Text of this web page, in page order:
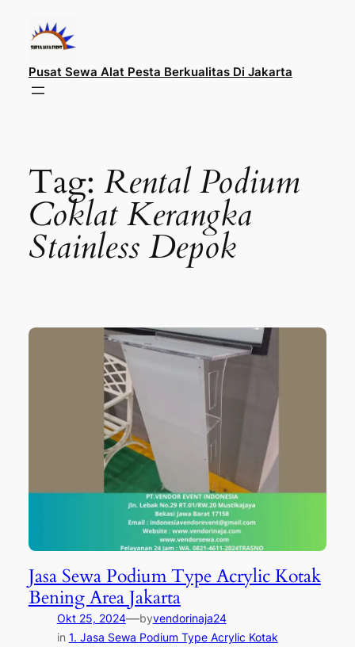
konten
Pusat Sewa Alat Pesta Berkualitas Di Jakarta
Tag: Rental Podium
Coklat Kerangka
Stainless Depok
Jasa Sewa Podium Type Acrylic Kotak
Bening Area Jakarta
Okt 25, 2024—byvendorinaja24
in 1. Jasa Sewa Podium Type Acrylic Kotak